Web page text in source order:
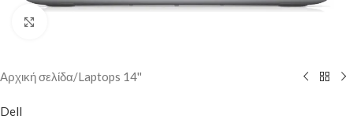
Αρχική σελίδα/Laptops 14''
Dell